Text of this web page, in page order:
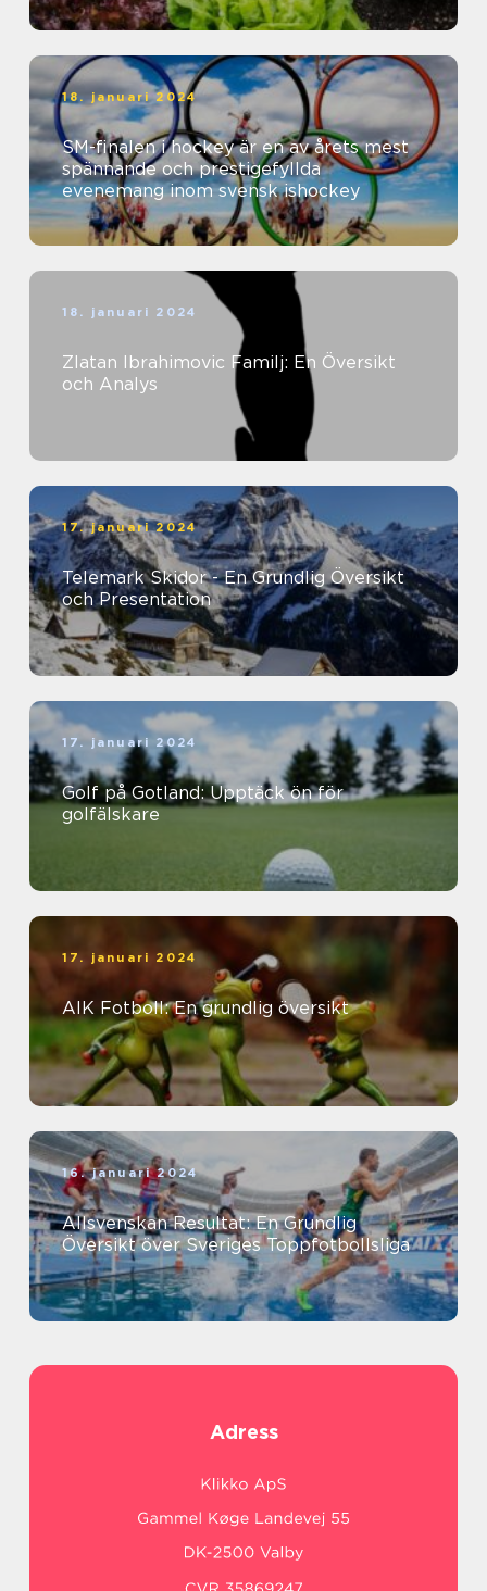
18. januari 2024
SM-finalen i hockey är en av årets mest
spännande och prestigefyllda
evenemang inom svensk ishockey
18. januari 2024
Zlatan Ibrahimovic Familj: En Översikt
och Analys
17. januari 2024
Telemark Skidor - En Grundlig Översikt
och Presentation
17. januari 2024
Golf på Gotland: Upptäck ön för
golfälskare
17. januari 2024
AIK Fotboll: En grundlig översikt
16. januari 2024
Allsvenskan Resultat: En Grundlig
Översikt över Sveriges Toppfotbollsliga
Adress